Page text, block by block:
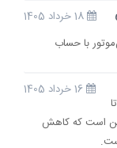
با حساب
این است که کاهش